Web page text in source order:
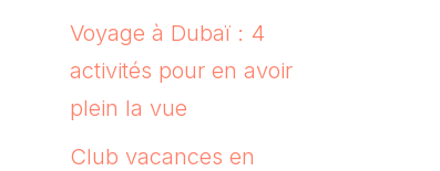
Voyage à Dubaï : 4
activités pour en avoir
plein la vue
Club vacances en